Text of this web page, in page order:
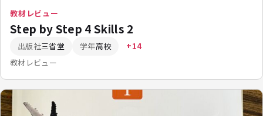
教材レビュー
Step by Step 4 Skills 2
出版社三省堂 学年高校 +14
教材レビュー